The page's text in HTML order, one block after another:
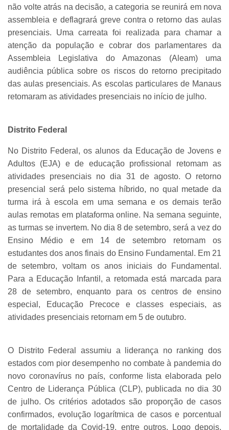
não volte atrás na decisão, a categoria se reunirá em nova
assembleia e deflagrará greve contra o retorno das aulas
presenciais. Uma carreata foi realizada para chamar a
atenção da população e cobrar dos parlamentares da
Assembleia Legislativa do Amazonas (Aleam) uma
audiência pública sobre os riscos do retorno precipitado
das aulas presenciais. As escolas particulares de Manaus
retomaram as atividades presenciais no início de julho.
Distrito Federal
No Distrito Federal, os alunos da Educação de Jovens e
Adultos (EJA) e de educação profissional retomam as
atividades presenciais no dia 31 de agosto. O retorno
presencial será pelo sistema híbrido, no qual metade da
turma irá à escola em uma semana e os demais terão
aulas remotas em plataforma online. Na semana seguinte,
as turmas se invertem. No dia 8 de setembro, será a vez do
Ensino Médio e em 14 de setembro retornam os
estudantes dos anos finais do Ensino Fundamental. Em 21
de setembro, voltam os anos iniciais do Fundamental.
Para a Educação Infantil, a retomada está marcada para
28 de setembro, enquanto para os centros de ensino
especial, Educação Precoce e classes especiais, as
atividades presenciais retornam em 5 de outubro.
O Distrito Federal assumiu a liderança no ranking dos
estados com pior desempenho no combate à pandemia do
novo coronavírus no país, conforme lista elaborada pelo
Centro de Liderança Pública (CLP), publicada no dia 30
de julho. Os critérios adotados são proporção de casos
confirmados, evolução logarítmica de casos e porcentual
de mortalidade da Covid-19, entre outros. Logo depois,